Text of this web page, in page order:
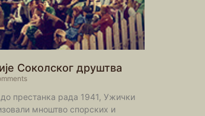
Соколског друштва
престанка рада 1941, Ужички
мноштво спорских и